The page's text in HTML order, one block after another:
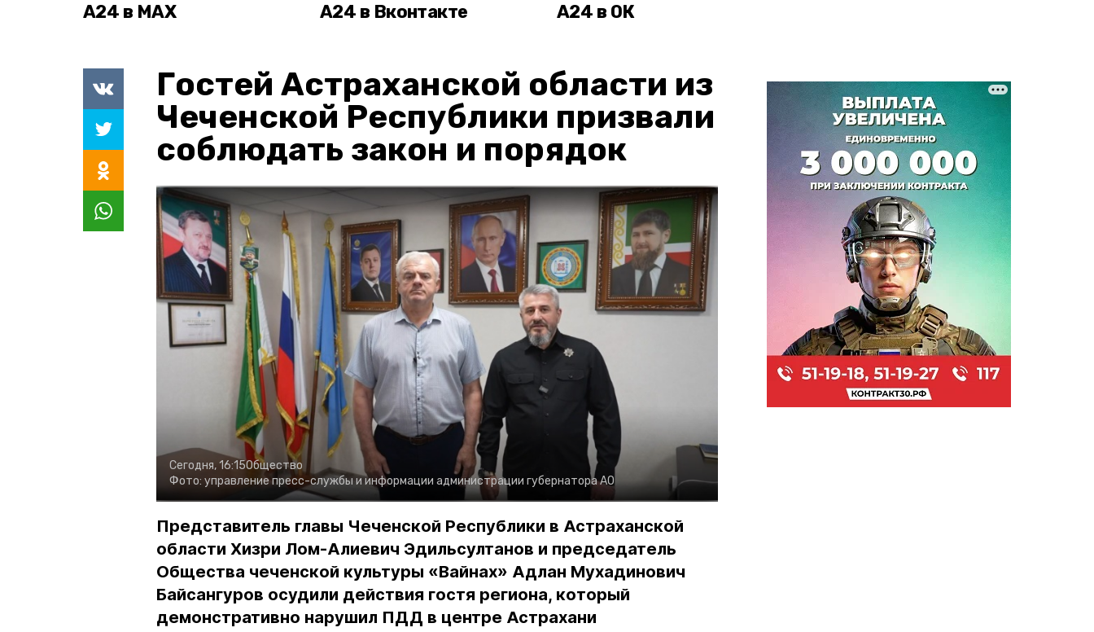
А24 в MAX А24 в Вконтакте А24 в ОК
Гостей Астраханской области из
Чеченской Республики призвали
соблюдать закон и порядок
Сегодня, 16:15Общество
Фото: управление пресс-службы и информации администрации губернатора АО
Представитель главы Чеченской Республики в Астраханской
области Хизри Лом-Алиевич Эдильсултанов и председатель
Общества чеченской культуры «Вайнах» Адлан Мухадинович
Байсангуров осудили действия гостя региона, который
демонстративно нарушил ПДД в центре Астрахани